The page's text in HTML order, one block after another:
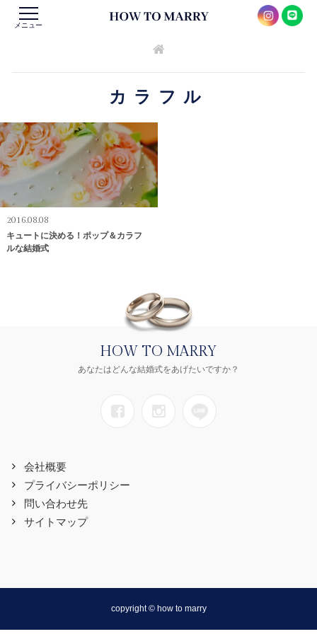
メニュー
カラフル
2016.08.08
キュートに決める！ポップ＆カラフ
ルな結婚式
HOW TO MARRY
あなたはどんな結婚式をあげたいですか？
会社概要
プライバシーポリシー
問い合わせ先
サイトマップ
copyright © how to marry